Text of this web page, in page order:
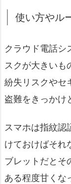
使い方やル
クラウド電話シ
スクが大きいも
紛失リスクやセ
盗難をきっかけ
スマホは指紋認
けておけばそれ
ブレットだとそ
ある程度甘くな